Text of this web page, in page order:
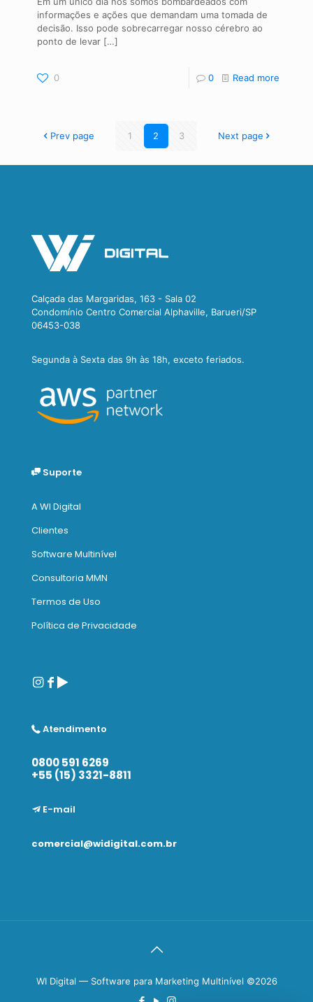
informações e ações que demandam uma tomada de
decisão. Isso pode sobrecarregar nosso cérebro ao
ponto de levar […]
0 0 Read more
Prev page 1 2 3 Next page
Calçada das Margaridas, 163 - Sala 02
Condomínio Centro Comercial Alphaville, Barueri/SP
06453-038
Segunda à Sexta das 9h às 18h, exceto feriados.
Suporte
A WI Digital
Clientes
Software Multinível
Consultoria MMN
Termos de Uso
Política de Privacidade
Atendimento
0800 591 6269
+55 (15) 3321-8811
E-mail
comercial@widigital.com.br
WI Digital — Software para Marketing Multinível ©2026